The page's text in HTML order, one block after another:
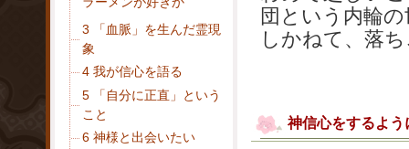
3 「血脈」を生んだ霊現
象
4 我が信心を語る
5 「自分に正直」という
こと
6 神様と出会いたい
団という内輪
しかねて、落
神信心をするよ